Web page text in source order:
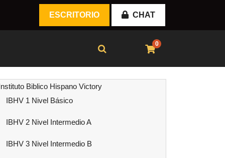
ESCRITORIO CHAT
0
Biblico Hispano Victory
IBHV 1 Nivel Básico
IBHV 2 Nivel Intermedio A
IBHV 3 Nivel Intermedio B